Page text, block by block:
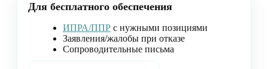
Для бесплатного обеспечения
ИПРА/ППР с нужными позициями
Заявления/жалобы при отказе
Сопроводительные письма